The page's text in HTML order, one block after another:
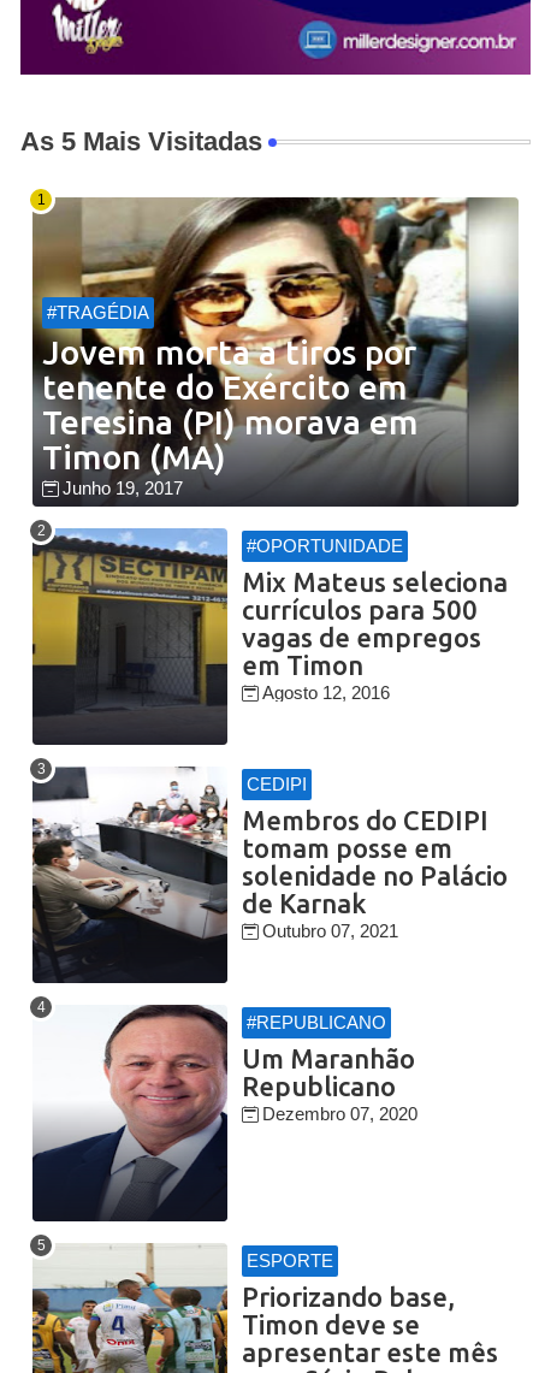
As 5 Mais Visitadas
#TRAGÉDIA
Jovem morta a tiros por
tenente do Exército em
Teresina (PI) morava em
Timon (MA)
Junho 19, 2017
#OPORTUNIDADE
Mix Mateus seleciona
currículos para 500
vagas de empregos
em Timon
Agosto 12, 2016
CEDIPI
Membros do CEDIPI
tomam posse em
solenidade no Palácio
de Karnak
Outubro 07, 2021
#REPUBLICANO
Um Maranhão
Republicano
Dezembro 07, 2020
ESPORTE
Priorizando base,
Timon deve se
apresentar este mês